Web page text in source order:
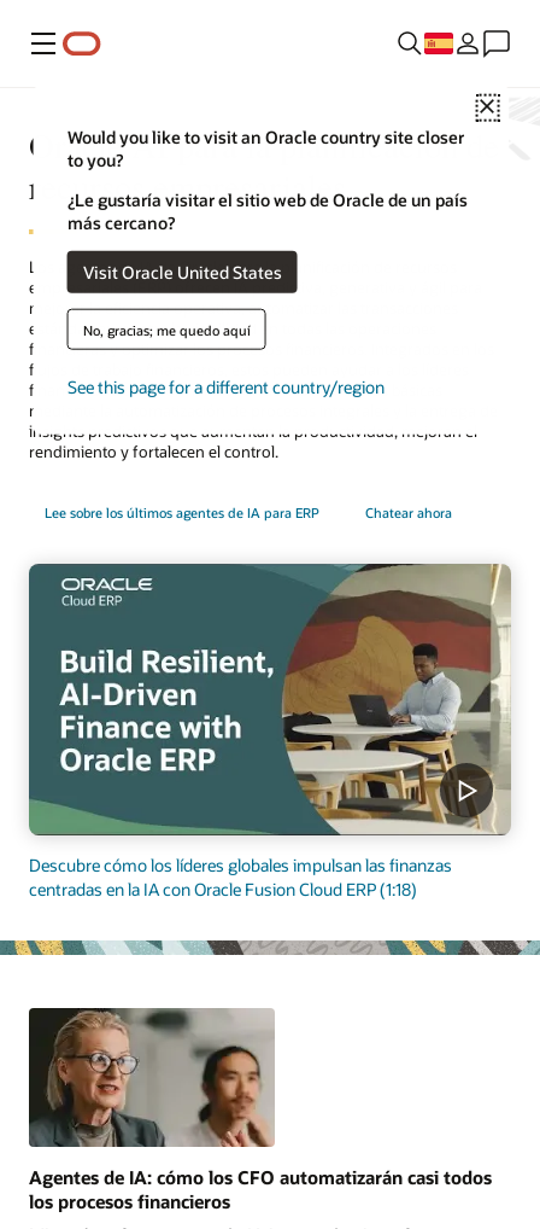
Menú
Close
Would you like to visit an Oracle country site closer
to you?
¿Le gustaría visitar el sitio web de Oracle de un país
más cercano?
Visit Oracle United States
No, gracias; me quedo aquí
See this page for a different country/region
Oracle AI para la planificación de
recursos empresariales
Los agentes de IA de Oracle para la planificación de recursos
empresariales (ERP) ofrecen IA predictiva, generativa y ágil para
mejorar la eficiencia operativa, automatizar las transacciones
estándar, aumentar la visibilidad en todas las operaciones
financieras y optimizar los procesos financieros. Integrados en los
flujos de trabajo financieros, estos pueden ayudar a los líderes
financieros a transformar las funciones financieras básicas
mediante la automatización de procesos integrales y la entrega de
insights predictivos que aumentan la productividad, mejoran el
rendimiento y fortalecen el control.
Lee sobre los últimos agentes de IA para ERP Chatear ahora
Descubre cómo los líderes globales impulsan las finanzas
centradas en la IA con Oracle Fusion Cloud ERP (1:18)
Agentes de IA: cómo los CFO automatizarán casi todos
los procesos financieros